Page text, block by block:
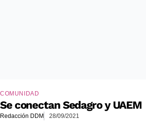
COMUNIDAD
Se conectan Sedagro y UAEM
Redacción DDM 28/09/2021